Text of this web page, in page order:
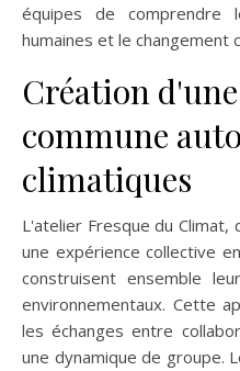
équipes de comprendre
humaines et le changement
Création
commune
climatiques
L'atelier Fresque du
une expérience collective
construisent ensemble
environnementaux. Cette
les échanges entre
une dynamique de groupe.